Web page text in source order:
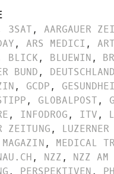
3SAT, AARGAUER
, ARS MEDICI ,
BLICK, BLUEWIN,
BUND,
, GCDP,
, GLOBALPOST,
, INFODROG, ITV,
ZEITUNG,
, MEDICAL
, NZZ, NZZ AM
, PERSPEKTIVEN,